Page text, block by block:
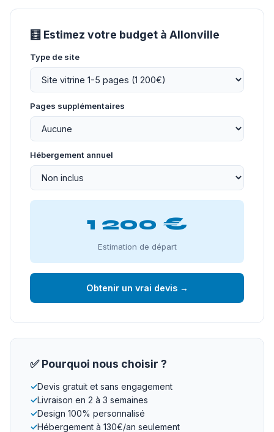
🧮 Estimez votre budget à Allonville
Type de site
Pages supplémentaires
Hébergement annuel
1 200 €
Estimation de départ
Obtenir un vrai devis →
✅ Pourquoi nous choisir ?
✓Devis gratuit et sans engagement
✓Livraison en 2 à 3 semaines
✓Design 100% personnalisé
✓Hébergement à 130€/an seulement